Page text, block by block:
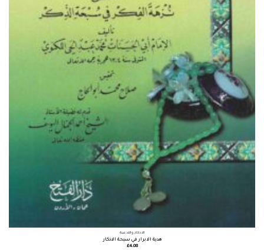
الأذكار والأدعية
هدية الابرار في سبحة الاذكار
£4.08